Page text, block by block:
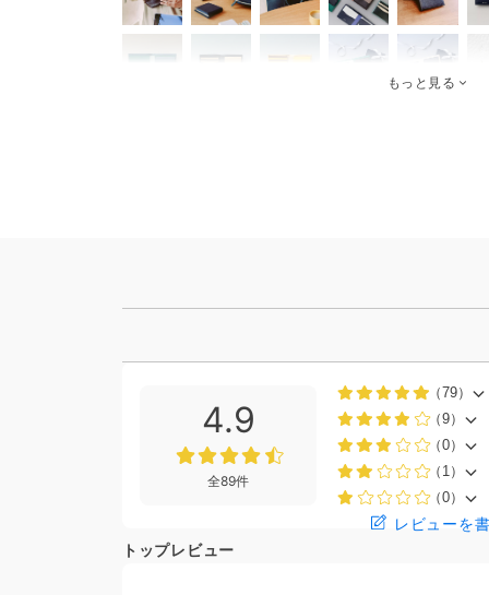
もっと見る
4.9
全89件
（79）
（9）
（0）
（1）
（0）
レビューを
トップレビュー